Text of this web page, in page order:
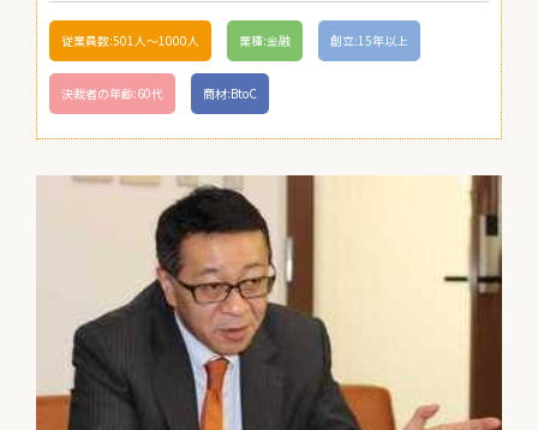
従業員数:501人〜1000人 業種:金融 創立:15年以上
決裁者の年齢:60代 商材:BtoC